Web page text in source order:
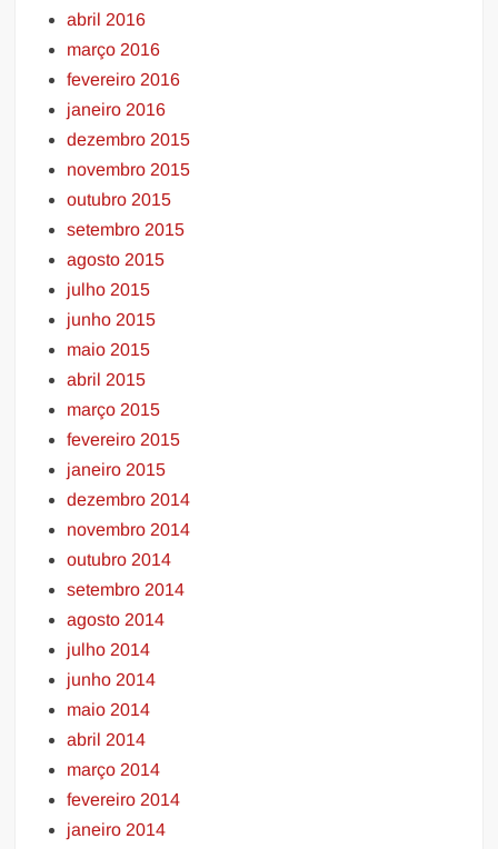
abril 2016
março 2016
fevereiro 2016
janeiro 2016
dezembro 2015
novembro 2015
outubro 2015
setembro 2015
agosto 2015
julho 2015
junho 2015
maio 2015
abril 2015
março 2015
fevereiro 2015
janeiro 2015
dezembro 2014
novembro 2014
outubro 2014
setembro 2014
agosto 2014
julho 2014
junho 2014
maio 2014
abril 2014
março 2014
fevereiro 2014
janeiro 2014